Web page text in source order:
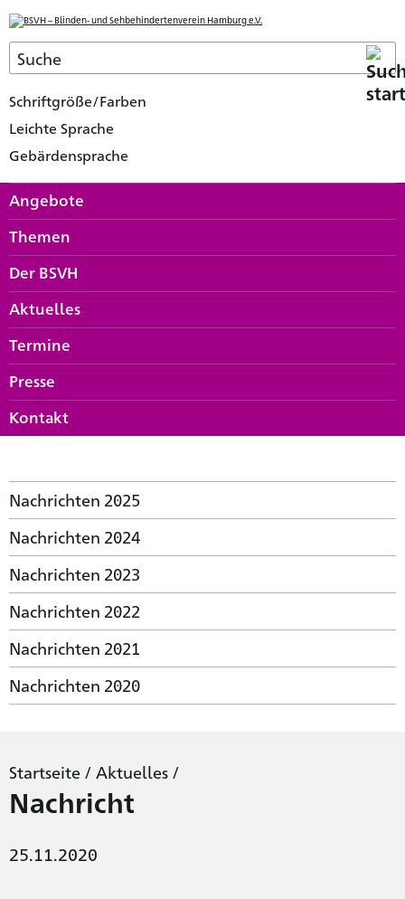
Schriftgröße/Farben
Leichte Sprache
Gebärdensprache
Angebote
Themen
Der BSVH
Aktuelles
Termine
Presse
Kontakt
Nachrichten 2025
Nachrichten 2024
Nachrichten 2023
Nachrichten 2022
Nachrichten 2021
Nachrichten 2020
Startseite / Aktuelles /
Nachricht
25.11.2020